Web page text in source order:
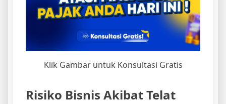
Klik Gambar untuk Konsultasi Gratis
Risiko Bisnis Akibat Telat